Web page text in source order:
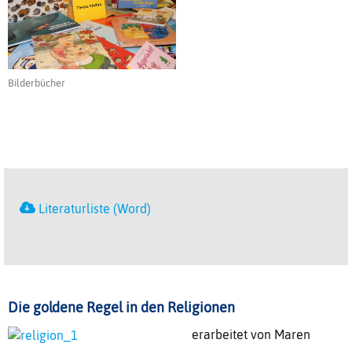
Bilderbücher
Literaturliste (Word)
Die goldene Regel in den Religionen
erarbeitet von Maren